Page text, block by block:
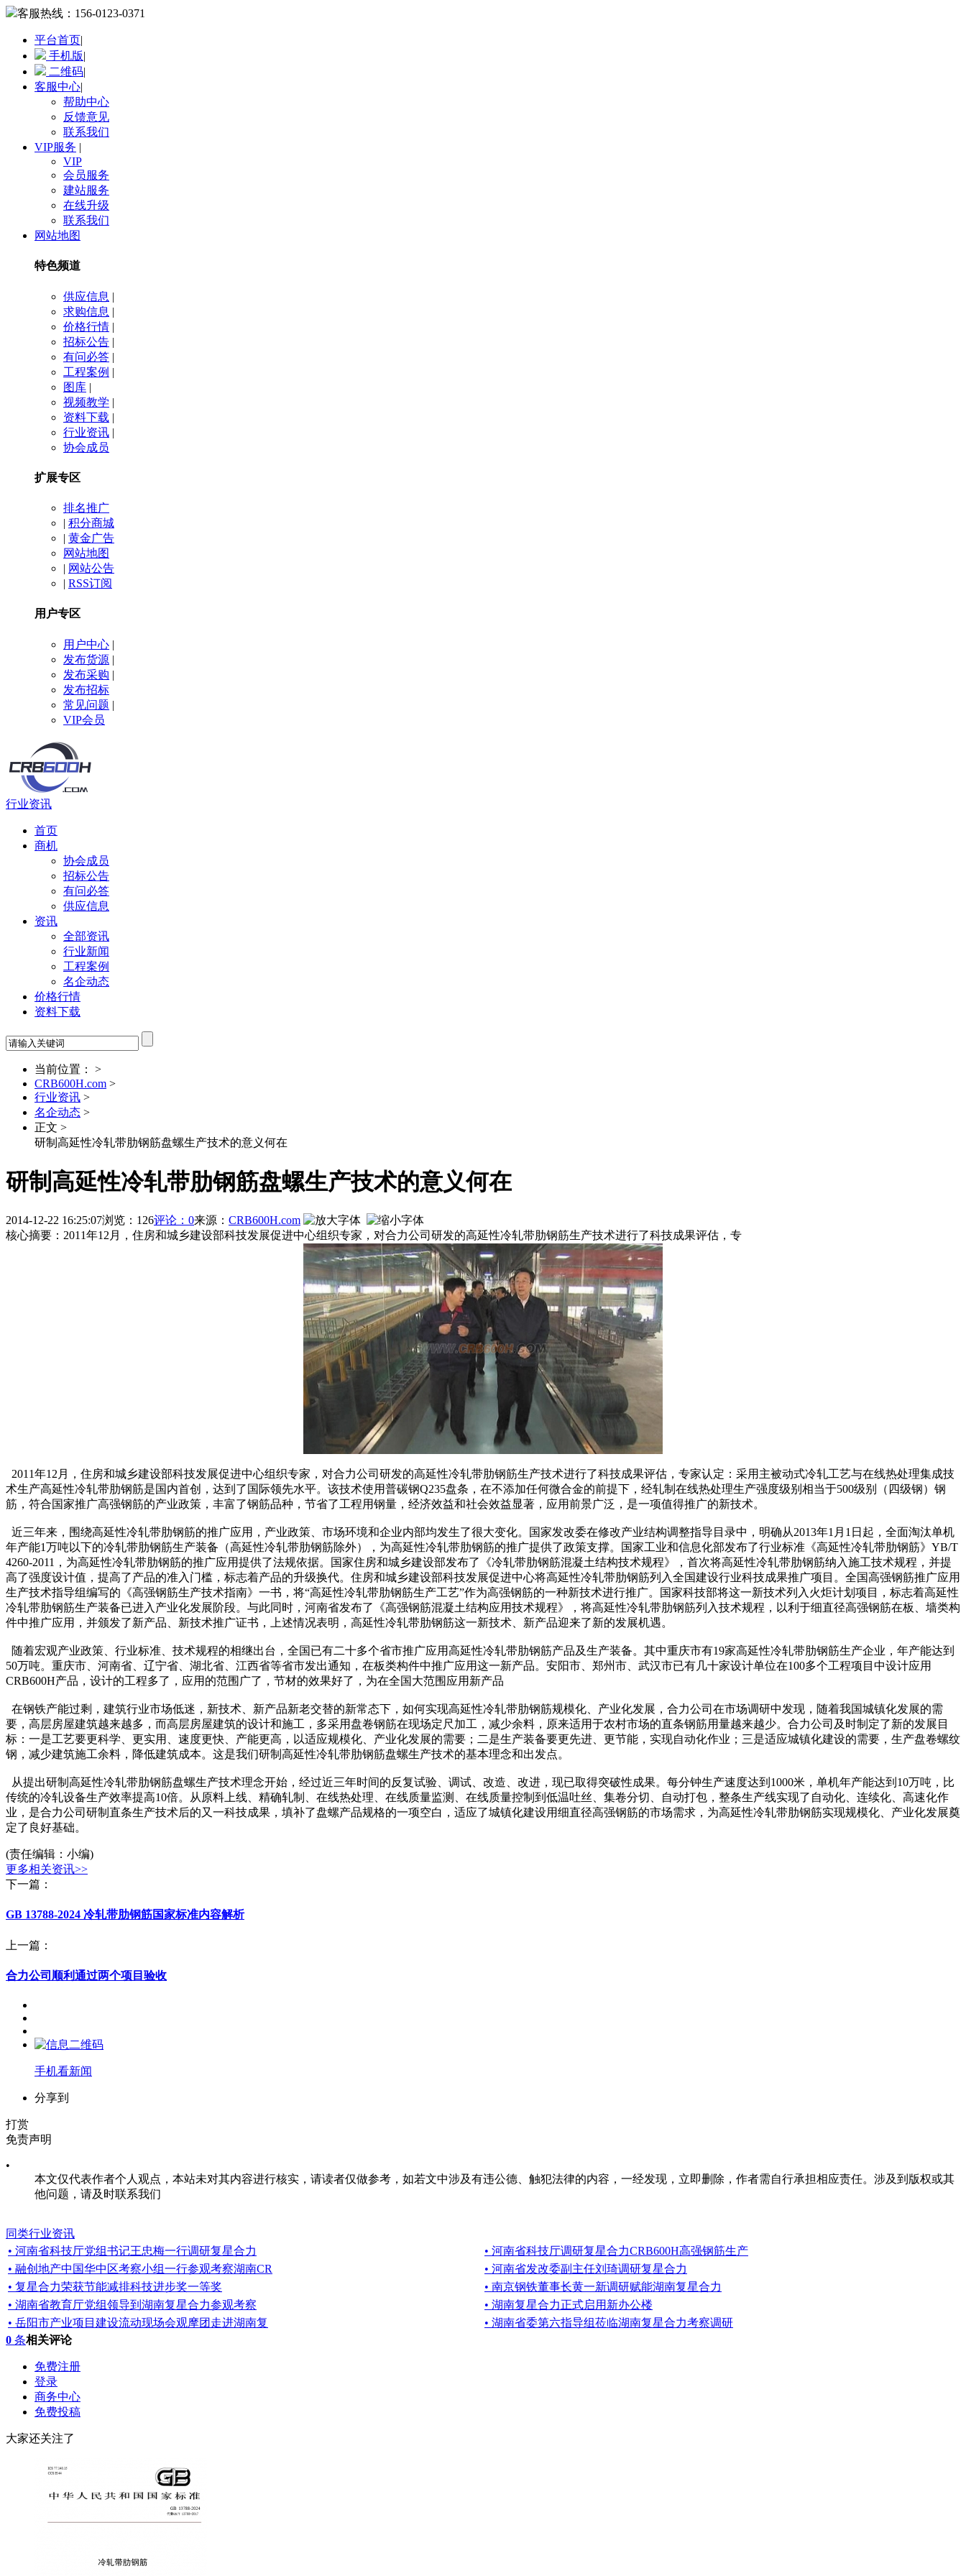
客服热线： 156-0123-0371
平台首页|
手机版|
二维码|
客服中心|
帮助中心
反馈意见
联系我们
VIP服务 |
VIP
会员服务
建站服务
在线升级
联系我们
网站地图
特色频道
供应信息 |
求购信息 |
价格行情 |
招标公告 |
有问必答 |
工程案例 |
图库 |
视频教学 |
资料下载 |
行业资讯 |
协会成员
扩展专区
排名推广
| 积分商城
| 黄金广告
网站地图
| 网站公告
| RSS订阅
用户专区
用户中心 |
发布货源 |
发布采购 |
发布招标
常见问题 |
VIP会员
行业资讯
首页
商机
协会成员
招标公告
有问必答
供应信息
资讯
全部资讯
行业新闻
工程案例
名企动态
价格行情
资料下载
当前位置： >
CRB600H.com >
行业资讯 >
名企动态 >
正文 >
研制高延性冷轧带肋钢筋盘螺生产技术的意义何在
研制高延性冷轧带肋钢筋盘螺生产技术的意义何在
2014-12-22 16:25:07浏览：126评论：0来源： CRB600H.com
核心摘要：2011年12月，住房和城乡建设部科技发展促进中心组织专家，对合力公司研发的高延性冷轧带肋钢筋生产技术进行了科技成果评估，专
2011年12月，住房和城乡建设部科技发展促进中心组织专家，对合力公司研发的高延性冷轧带肋钢筋生产技术进行了科技成果评估，专家认定：采用主被动式冷轧工艺与在线热处理集成技
术生产高延性冷轧带肋钢筋是国内首创，达到了国际领先水平。该技术使用普碳钢Q235盘条，在不添加任何微合金的前提下，经轧制在线热处理生产强度级别相当于500级别（四级钢）钢
筋，符合国家推广高强钢筋的产业政策，丰富了钢筋品种，节省了工程用钢量，经济效益和社会效益显著，应用前景广泛，是一项值得推广的新技术。
近三年来，围绕高延性冷轧带肋钢筋的推广应用，产业政策、市场环境和企业内部均发生了很大变化。国家发改委在修改产业结构调整指导目录中，明确从2013年1月1日起，全面淘汰单机
年产能1万吨以下的冷轧带肋钢筋生产装备（高延性冷轧带肋钢筋除外），为高延性冷轧带肋钢筋的推广提供了政策支撑。国家工业和信息化部发布了行业标准《高延性冷轧带肋钢筋》YB/T
4260-2011，为高延性冷轧带肋钢筋的推广应用提供了法规依据。国家住房和城乡建设部发布了《冷轧带肋钢筋混凝土结构技术规程》，首次将高延性冷轧带肋钢筋纳入施工技术规程，并提
高了强度设计值，提高了产品的准入门槛，标志着产品的升级换代。住房和城乡建设部科技发展促进中心将高延性冷轧带肋钢筋列入全国建设行业科技成果推广项目。全国高强钢筋推广应用
生产技术指导组编写的《高强钢筋生产技术指南》一书，将“高延性冷轧带肋钢筋生产工艺”作为高强钢筋的一种新技术进行推广。国家科技部将这一新技术列入火炬计划项目，标志着高延性
冷轧带肋钢筋生产装备已进入产业化发展阶段。与此同时，河南省发布了《高强钢筋混凝土结构应用技术规程》，将高延性冷轧带肋钢筋列入技术规程，以利于细直径高强钢筋在板、墙类构
件中推广应用，并颁发了新产品、新技术推广证书，上述情况表明，高延性冷轧带肋钢筋这一新技术、新产品迎来了新的发展机遇。
随着宏观产业政策、行业标准、技术规程的相继出台，全国已有二十多个省市推广应用高延性冷轧带肋钢筋产品及生产装备。其中重庆市有19家高延性冷轧带肋钢筋生产企业，年产能达到
50万吨。重庆市、河南省、辽宁省、湖北省、江西省等省市发出通知，在板类构件中推广应用这一新产品。安阳市、郑州市、武汉市已有几十家设计单位在100多个工程项目中设计应用
CRB600H产品，设计的工程多了，应用的范围广了，节材的效果好了，为在全国大范围应用新产品
在钢铁产能过剩，建筑行业市场低迷，新技术、新产品新老交替的新常态下，如何实现高延性冷轧带肋钢筋规模化、产业化发展，合力公司在市场调研中发现，随着我国城镇化发展的需
要，高层房屋建筑越来越多，而高层房屋建筑的设计和施工，多采用盘卷钢筋在现场定尺加工，减少余料，原来适用于农村市场的直条钢筋用量越来越少。合力公司及时制定了新的发展目
标：一是工艺要更科学、更实用、速度更快、产能更高，以适应规模化、产业化发展的需要；二是生产装备要更先进、更节能，实现自动化作业；三是适应城镇化建设的需要，生产盘卷螺纹
钢，减少建筑施工余料，降低建筑成本。这是我们研制高延性冷轧带肋钢筋盘螺生产技术的基本理念和出发点。
从提出研制高延性冷轧带肋钢筋盘螺生产技术理念开始，经过近三年时间的反复试验、调试、改造、改进，现已取得突破性成果。每分钟生产速度达到1000米，单机年产能达到10万吨，比
传统的冷轧设备生产效率提高10倍。从原料上线、精确轧制、在线热处理、在线质量监测、在线质量控制到低温吐丝、集卷分切、自动打包，整条生产线实现了自动化、连续化、高速化作
业，是合力公司研制直条生产技术后的又一科技成果，填补了盘螺产品规格的一项空白，适应了城镇化建设用细直径高强钢筋的市场需求，为高延性冷轧带肋钢筋实现规模化、产业化发展奠
定了良好基础。
(责任编辑：小编)
更多相关资讯>>
下一篇：
GB 13788-2024 冷轧带肋钢筋国家标准内容解析
上一篇：
合力公司顺利通过两个项目验收
手机看新闻
分享到
打赏
免责声明
•
本文仅代表作者个人观点，本站未对其内容进行核实，请读者仅做参考，如若文中涉及有违公德、触犯法律的内容，一经发现，立即删除，作者需自行承担相应责任。涉及到版权或其
他问题，请及时联系我们
同类行业资讯
• 河南省科技厅党组书记王忠梅一行调研复星合力
• 河南省科技厅调研复星合力CRB600H高强钢筋生产
• 融创地产中国华中区考察小组一行参观考察湖南CR
• 河南省发改委副主任刘琦调研复星合力
• 复星合力荣获节能减排科技进步奖一等奖
• 南京钢铁董事长黄一新调研赋能湖南复星合力
• 湖南省教育厅党组领导到湖南复星合力参观考察
• 湖南复星合力正式启用新办公楼
• 岳阳市产业项目建设流动现场会观摩团走进湖南复
• 湖南省委第六指导组莅临湖南复星合力考察调研
0 条相关评论
免费注册
登录
商务中心
免费投稿
大家还关注了